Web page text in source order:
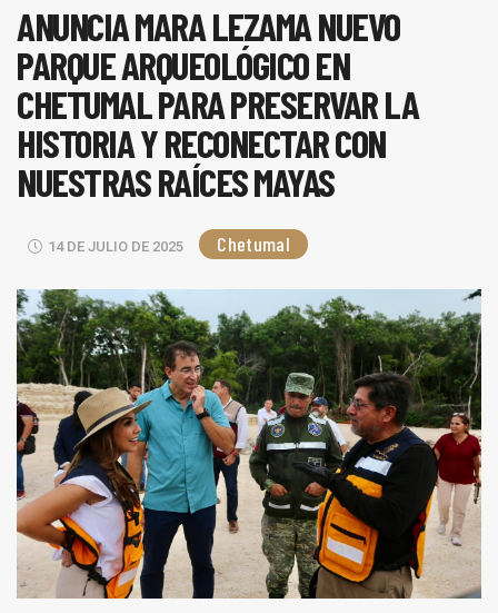
ANUNCIA MARA LEZAMA NUEVO
PARQUE ARQUEOLÓGICO EN
CHETUMAL PARA PRESERVAR LA
HISTORIA Y RECONECTAR CON
NUESTRAS RAÍCES MAYAS
14 DE JULIO DE 2025 Chetumal